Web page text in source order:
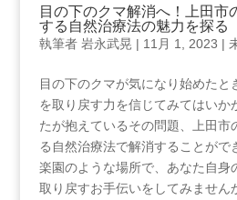
目の下のクマ解消へ！上田市
する自然治療法の魅力を探る
執筆者 岩永武晃 | 11月 1, 2023 |
目の下のクマが気になり始めたと
を取り戻す力を信じてみてはいか
たが抱えているその問題、上田市
る自然治療法で解消することがで
楽園のような場所で、あなた自身
取り戻すお手伝いをしてみません